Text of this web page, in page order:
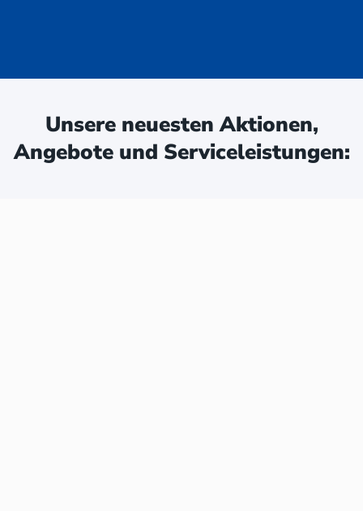
Unsere neuesten Aktionen,
Angebote und Serviceleistungen: